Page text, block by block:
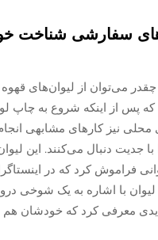
سفارشی شناخت
چقدر می‌توان از لیوان‌های
که پس از اینکه شروع به چاپ
نیز کارهای مشابهی انجام
دنبال می‌کنند. این
فراموش کرد که در
با اشاره به یک شوخی
معرفی کرد که خودشان هم